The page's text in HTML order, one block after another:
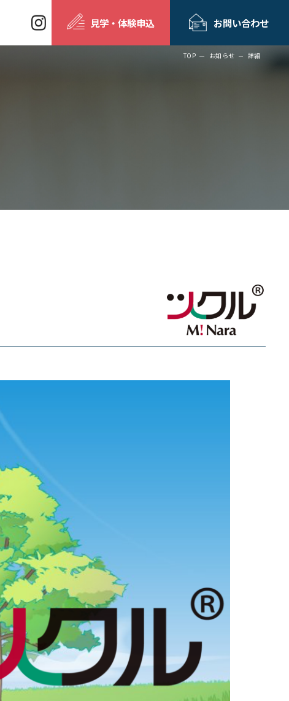
見学・体験申込 お問い合わせ
TOP お知らせ 詳細